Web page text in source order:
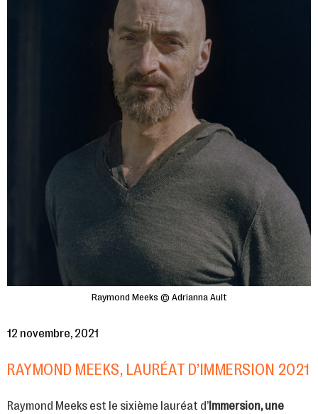
Raymond Meeks © Adrianna Ault
12 novembre, 2021
RAYMOND MEEKS, LAURÉAT D’IMMERSION 2021
Raymond Meeks est le sixième lauréat d’Immersion, une